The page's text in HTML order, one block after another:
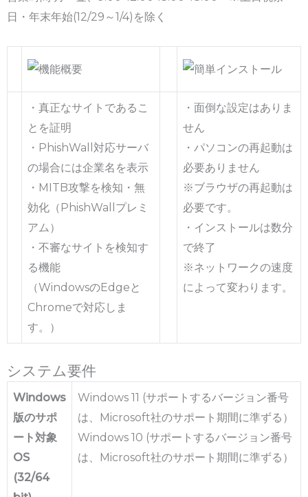
日・年末年始(12/29～1/4)を除く
・真正なサイトであるこ
とを証明
・PhishWall対応サーバ
の場合には企業名を表示
・MITB攻撃を検知・無
効化（PhishWallプレミ
アム）
・不審なサイトを検知す
る機能
（WindowsのEdgeと
Chromeで対応しま
す。）
・面倒な設定はありま
せん
・パソコンの再起動は
必要ありません
※ブラウザの再起動は
必要です。
・インストールは数分
で終了
※ネットワークの速度
によって変わります。
システム要件
Windows
版のサポ
ート対象
OS
(32/64
Windows 11 (サポートするバージョン番号
は、Microsoft社のサポート期間に準ずる）
Windows 10 (サポートするバージョン番号
は、Microsoft社のサポート期間に準ずる）